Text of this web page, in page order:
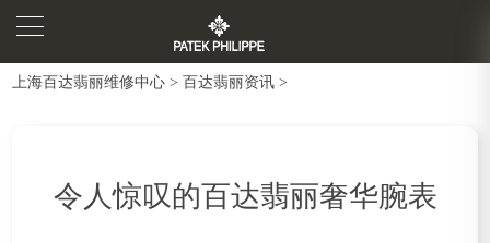
上海百达翡丽维修中心 >百达翡丽资讯 >
令人惊叹的百达翡丽奢华腕表